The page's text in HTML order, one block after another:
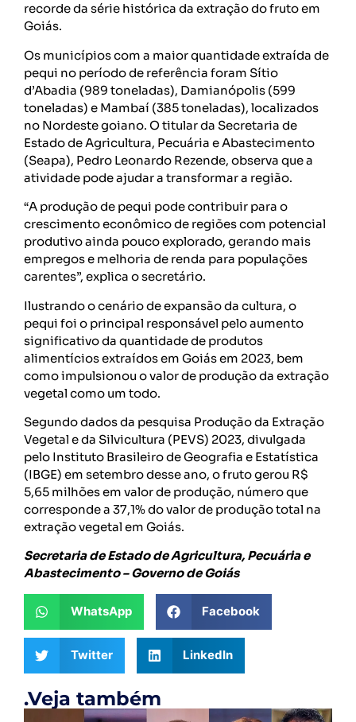
recorde da série histórica da extração do fruto em
Goiás.
Os municípios com a maior quantidade extraída de
pequi no período de referência foram Sítio
d’Abadia (989 toneladas), Damianópolis (599
toneladas) e Mambaí (385 toneladas), localizados
no Nordeste goiano. O titular da Secretaria de
Estado de Agricultura, Pecuária e Abastecimento
(Seapa), Pedro Leonardo Rezende, observa que a
atividade pode ajudar a transformar a região.
“A produção de pequi pode contribuir para o
crescimento econômico de regiões com potencial
produtivo ainda pouco explorado, gerando mais
empregos e melhoria de renda para populações
carentes”, explica o secretário.
Ilustrando o cenário de expansão da cultura, o
pequi foi o principal responsável pelo aumento
significativo da quantidade de produtos
alimentícios extraídos em Goiás em 2023, bem
como impulsionou o valor de produção da extração
vegetal como um todo.
Segundo dados da pesquisa Produção da Extração
Vegetal e da Silvicultura (PEVS) 2023, divulgada
pelo Instituto Brasileiro de Geografia e Estatística
(IBGE) em setembro desse ano, o fruto gerou R$
5,65 milhões em valor de produção, número que
corresponde a 37,1% do valor de produção total na
extração vegetal em Goiás.
Secretaria de Estado de Agricultura, Pecuária e
Abastecimento – Governo de Goiás
WhatsApp Facebook
Twitter LinkedIn
.Veja também